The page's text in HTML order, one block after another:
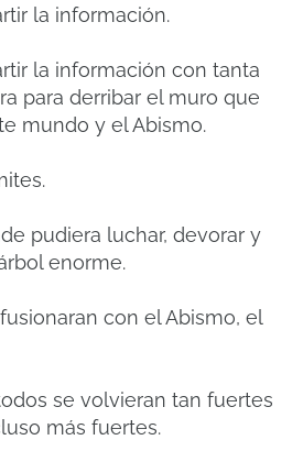
la información.
la información con tanta
para derribar el muro que
mundo y el Abismo.
pudiera luchar, devorar y
enorme.
con el Abismo, el
se volvieran tan fuertes
más fuertes.